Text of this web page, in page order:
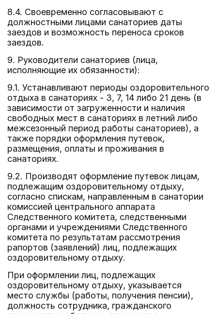
8.4. Своевременно согласовывают с
должностными лицами санаториев даты
заездов и возможность переноса сроков
заездов.
9. Руководители санаториев (лица,
исполняющие их обязанности):
9.1. Устанавливают периоды оздоровительного
отдыха в санаториях - 3, 7, 14 либо 21 день (в
зависимости от загруженности и наличия
свободных мест в санаториях в летний либо
межсезонный период работы санаториев), а
также порядки оформления путевок,
размещения, оплаты и проживания в
санаториях.
9.2. Производят оформление путевок лицам,
подлежащим оздоровительному отдыху,
согласно спискам, направленным в санатории
комиссией центрального аппарата
Следственного комитета, следственными
органами и учреждениями Следственного
комитета по результатам рассмотрения
рапортов (заявлений) лиц, подлежащих
оздоровительному отдыху.
При оформлении лиц, подлежащих
оздоровительному отдыху, указывается
место службы (работы, получения пенсии),
должность сотрудника, гражданского